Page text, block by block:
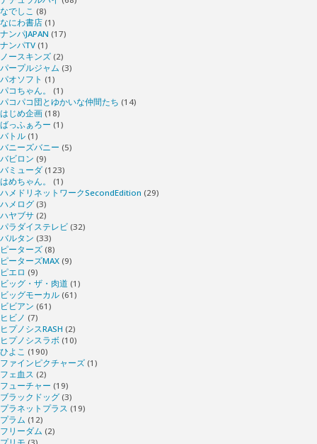
なでしこ (8)
なにわ書店 (1)
ナンパJAPAN (17)
ナンパTV (1)
ノースキンズ (2)
パープルジャム (3)
パオソフト (1)
パコちゃん。
(1)
パコパコ団とゆかいな仲間たち (14)
はじめ企画 (18)
ばっふぁろー (1)
バトル (1)
バニーズバニー (5)
バビロン (9)
バミューダ (123)
はめちゃん。
(1)
ハメドリネットワークSecondEdition (29)
ハメログ (3)
ハヤブサ (2)
パラダイステレビ (32)
バルタン (33)
ピーターズ (8)
ピーターズMAX (9)
ピエロ (9)
ビッグ・ザ・肉道 (1)
ビッグモーカル (61)
ビビアン (61)
ヒビノ (7)
ヒプノシスRASH (2)
ヒプノシスラボ (10)
ひよこ (190)
ファインピクチャーズ (1)
フェ血ス (2)
フューチャー (19)
ブラックドッグ (3)
プラネットプラス (19)
プラム (12)
フリーダム (2)